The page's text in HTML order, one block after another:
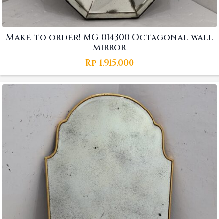
Make to order! MG 014300 Octagonal wall
mirror
Rp 1.915.000